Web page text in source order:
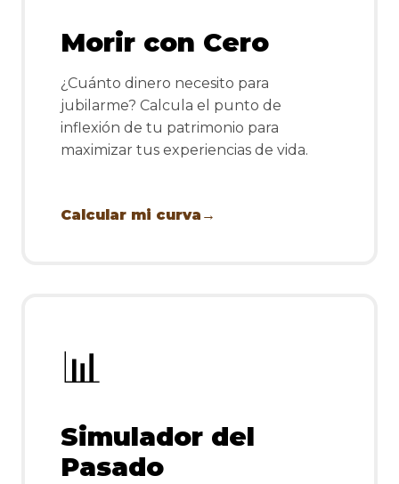
Morir con Cero
¿Cuánto dinero necesito para
jubilarme? Calcula el punto de
inflexión de tu patrimonio para
maximizar tus experiencias de vida.
Calcular mi curva →
📊
Simulador del
Pasado